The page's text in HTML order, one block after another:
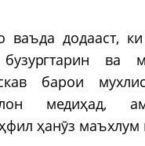
ваъда додааст,
ва
барои
медиҳад,
ҳанӯз маъхлум